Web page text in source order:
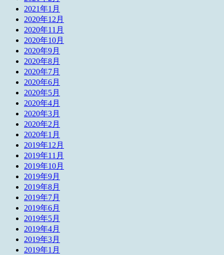
2021年1月
2020年12月
2020年11月
2020年10月
2020年9月
2020年8月
2020年7月
2020年6月
2020年5月
2020年4月
2020年3月
2020年2月
2020年1月
2019年12月
2019年11月
2019年10月
2019年9月
2019年8月
2019年7月
2019年6月
2019年5月
2019年4月
2019年3月
2019年1月